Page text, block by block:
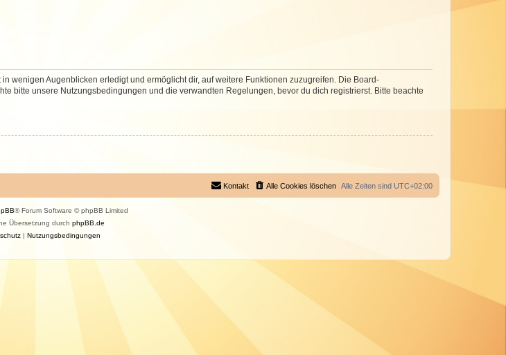
wenigen Augenblicken erledigt und ermöglicht dir, auf weitere Funktionen zuzugreifen. Die Board-
bitte unsere Nutzungsbedingungen und die verwandten Regelungen, bevor du dich registrierst. Bitte beachte
Alle Zeiten sind UTC+02:00
Alle Cookies löschen
Kontakt
® Forum Software © phpBB Limited
Übersetzung durch phpBB.de
| Nutzungsbedingungen